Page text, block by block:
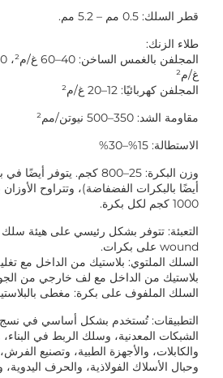
قطر السلك: 0.5 مم – 5.2 مم.
طلاء الزنك:
غ/م²
المجلفن كهربائيًا: 12–20 غ/م²
مقاومة الشد: 350–500 نيوتن/مم²
الاستطالة: 15%–30%
وزن البكرة: 25–800 كجم.
1000 كجم لكل بكرة.
التعبئة: تتوفر بشكل رئيسي على هيئة
wound على بكرات.
السلك الملتوي: بلاستيك من الداخل مع
بلاستيك من الداخل مع لف خارجي من
السلك الملفوف على بكرة: مغطى
التطبيقات: تُستخدم بشكل أساسي في نسج
الشبكات المعدنية، وسلك الربط في البناء،
والكابلات، والأجهزة الطبية، وتصنيع
وحبال الأسلاك الفولاذية، والحرف